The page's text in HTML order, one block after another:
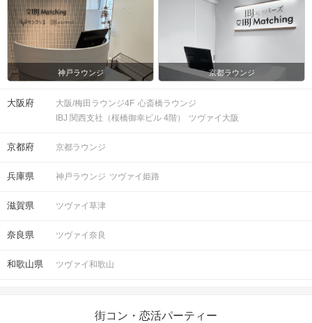
神戸ラウンジ 京都ラウンジ
大阪府 大阪/梅田ラウンジ4F 心斎橋ラウンジ
IBJ 関西支社（桜橋御幸ビル 4階）
ツヴァイ大阪
京都府 京都ラウンジ
兵庫県 神戸ラウンジ ツヴァイ姫路
滋賀県 ツヴァイ草津
奈良県 ツヴァイ奈良
和歌山県 ツヴァイ和歌山
街コン・恋活パーティー